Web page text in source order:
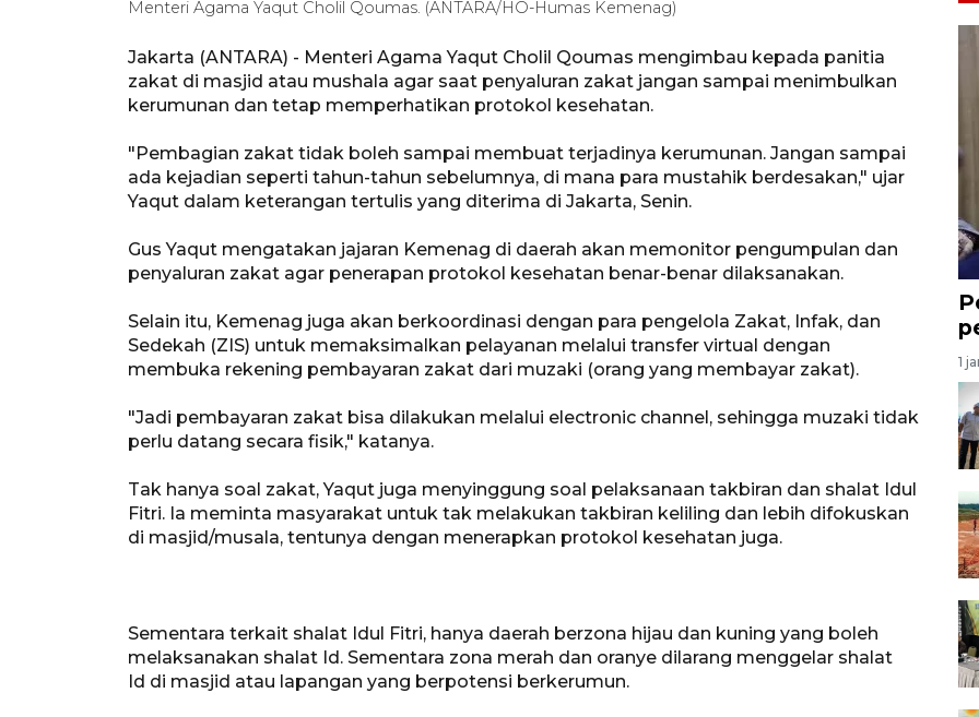
Menteri Agama Yaqut Cholil Qoumas. (ANTARA/HO-Humas Kemenag)
Jakarta (ANTARA) - Menteri Agama Yaqut Cholil Qoumas mengimbau kepada panitia
zakat di masjid atau mushala agar saat penyaluran zakat jangan sampai menimbulkan
kerumunan dan tetap memperhatikan protokol kesehatan.
"Pembagian zakat tidak boleh sampai membuat terjadinya kerumunan. Jangan sampai
ada kejadian seperti tahun-tahun sebelumnya, di mana para mustahik berdesakan," ujar
Yaqut dalam keterangan tertulis yang diterima di Jakarta, Senin.
Gus Yaqut mengatakan jajaran Kemenag di daerah akan memonitor pengumpulan dan
penyaluran zakat agar penerapan protokol kesehatan benar-benar dilaksanakan.
Selain itu, Kemenag juga akan berkoordinasi dengan para pengelola Zakat, Infak, dan
Sedekah (ZIS) untuk memaksimalkan pelayanan melalui transfer virtual dengan
membuka rekening pembayaran zakat dari muzaki (orang yang membayar zakat).
"Jadi pembayaran zakat bisa dilakukan melalui electronic channel, sehingga muzaki tidak
perlu datang secara fisik," katanya.
Tak hanya soal zakat, Yaqut juga menyinggung soal pelaksanaan takbiran dan shalat Idul
Fitri. Ia meminta masyarakat untuk tak melakukan takbiran keliling dan lebih difokuskan
di masjid/musala, tentunya dengan menerapkan protokol kesehatan juga.
Sementara terkait shalat Idul Fitri, hanya daerah berzona hijau dan kuning yang boleh
melaksanakan shalat Id. Sementara zona merah dan oranye dilarang menggelar shalat
Id di masjid atau lapangan yang berpotensi berkerumun.
1